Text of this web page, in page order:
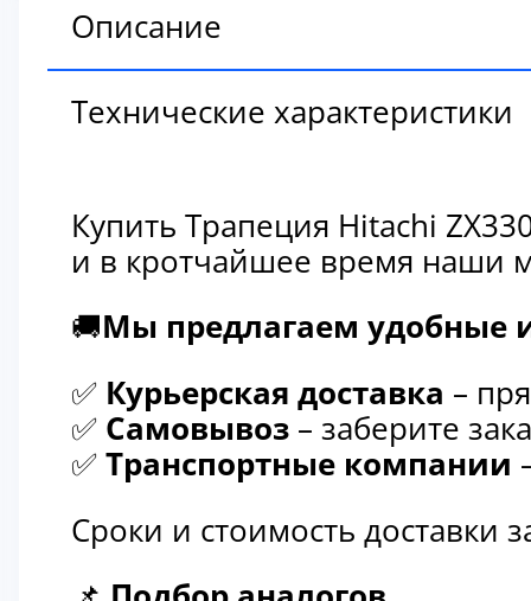
Описание
Технические характеристики
Купить Трапеция Hitachi
и в кротчайшее время наши
🚚Мы предлагаем удобные
✅ Курьерская доставка –
✅ Самовывоз – заберите
✅ Транспортные компании
Сроки и стоимость доставки